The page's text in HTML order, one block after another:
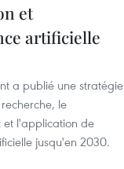
et
artificielle
a publié une stratégie
le
l'application de
jusqu'en 2030.